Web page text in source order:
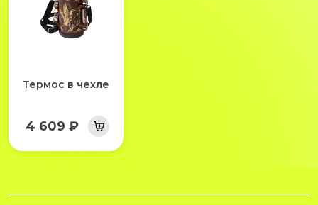
Термос в чехле
4 609 ₽